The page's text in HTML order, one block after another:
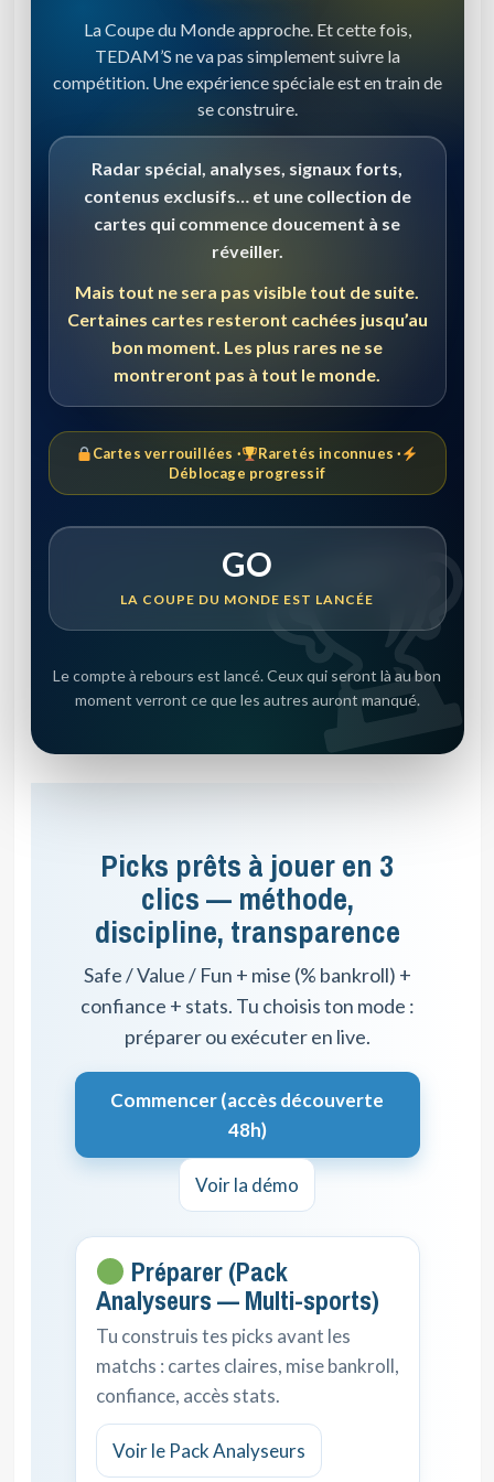
La Coupe du Monde approche. Et cette fois,
TEDAM’S ne va pas simplement suivre la
compétition. Une expérience spéciale est en train de
se construire.
Radar spécial, analyses, signaux forts,
contenus exclusifs… et une collection de
cartes qui commence doucement à se
réveiller.
Mais tout ne sera pas visible tout de suite.
Certaines cartes resteront cachées jusqu’au
bon moment. Les plus rares ne se
montreront pas à tout le monde.
Cartes verrouillées ·
Raretés inconnues ·
Déblocage progressif
GO
LA COUPE DU MONDE EST LANCÉE
Le compte à rebours est lancé. Ceux qui seront là au bon
moment verront ce que les autres auront manqué.
Picks prêts à jouer en 3
clics — méthode,
discipline, transparence
Safe / Value / Fun + mise (% bankroll) +
confiance + stats. Tu choisis ton mode :
préparer ou exécuter en live.
Commencer (accès découverte
48h)
Voir la démo
Préparer (Pack
Analyseurs — Multi-sports)
Tu construis tes picks avant les
matchs : cartes claires, mise bankroll,
confiance, accès stats.
Voir le Pack Analyseurs